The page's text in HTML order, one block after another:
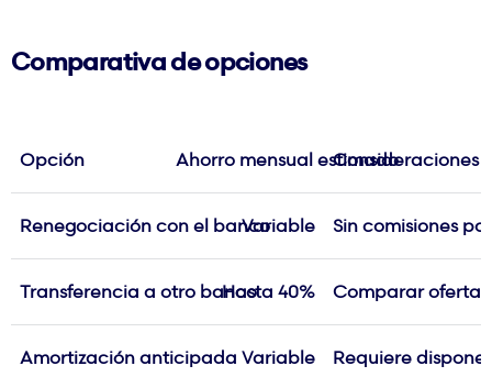
Comparativa de opciones
Opción Ahorro mensual estimadoConsideraciones
Renegociación con el bancoVariable Sin comisiones
Transferencia a otro bancoHasta 40% Comparar ofertas
Amortización anticipada Variable Requiere